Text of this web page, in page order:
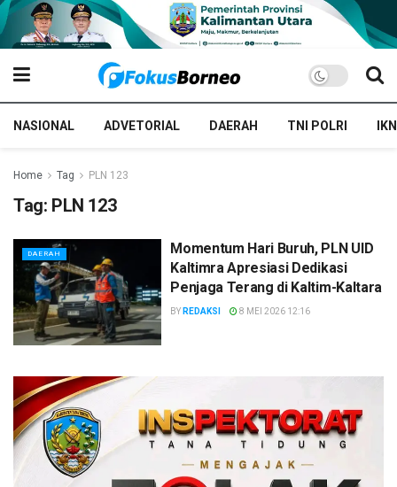
NASIONAL ADVETORIAL DAERAH TNI POLRI IKN
Home Tag PLN 123
Tag: PLN 123
DAERAH
Momentum Hari Buruh, PLN UID
Kaltimra Apresiasi Dedikasi
Penjaga Terang di Kaltim-Kaltara
BY REDAKSI 8 MEI 2026 12:16